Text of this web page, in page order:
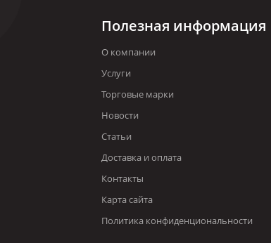
Полезная информация
О компании
Услуги
Торговые марки
Новости
Статьи
Доставка и оплата
Контакты
Карта сайта
Политика конфиденциональности